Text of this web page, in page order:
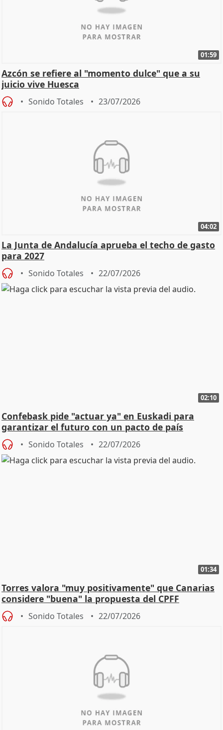
01:59
Azcón se refiere al "momento dulce" que a su
juicio vive Huesca
Sonido Totales 23/07/2026
04:02
La Junta de Andalucía aprueba el techo de gasto
para 2027
Sonido Totales 22/07/2026
02:10
Confebask pide "actuar ya" en Euskadi para
garantizar el futuro con un pacto de país
Sonido Totales 22/07/2026
01:34
Torres valora "muy positivamente" que Canarias
considere "buena" la propuesta del CPFF
Sonido Totales 22/07/2026